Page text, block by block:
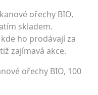
ořechy BIO,
skladem.
kde ho prodávají za
zajímavá akce.
ořechy BIO, 100